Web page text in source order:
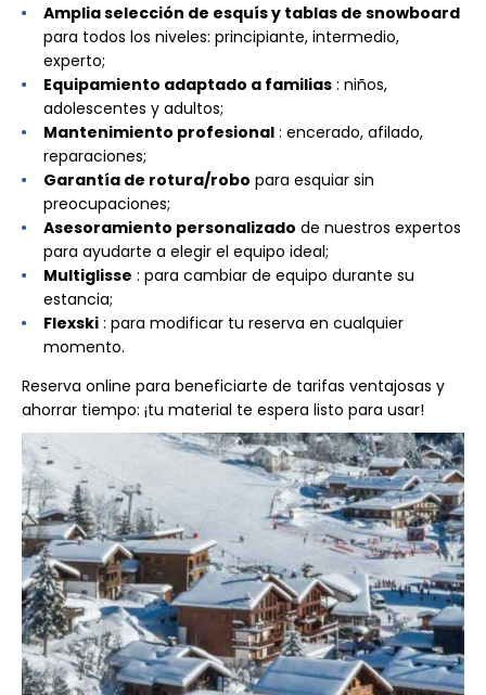
Amplia selección de esquís y tablas de snowboard
para todos los niveles: principiante, intermedio,
experto;
Equipamiento adaptado a familias : niños,
adolescentes y adultos;
Mantenimiento profesional : encerado, afilado,
reparaciones;
Garantía de rotura/robo para esquiar sin
preocupaciones;
Asesoramiento personalizado de nuestros expertos
para ayudarte a elegir el equipo ideal;
Multiglisse : para cambiar de equipo durante su
estancia;
Flexski : para modificar tu reserva en cualquier
momento.
Reserva online para beneficiarte de tarifas ventajosas y
ahorrar tiempo: ¡tu material te espera listo para usar!